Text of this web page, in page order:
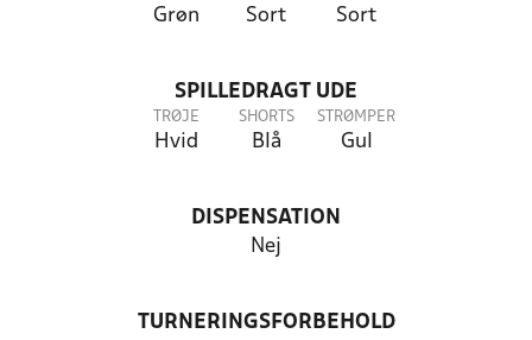
Grøn Sort Sort
SPILLEDRAGT UDE
TRØJE
Hvid
SHORTS
Blå
STRØMPER
Gul
DISPENSATION
Nej
TURNERINGSFORBEHOLD